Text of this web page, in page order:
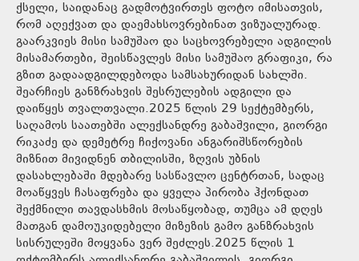
ქსელი, საიდანაც გადმოტვირთეს ფოტო იმისათვის,
რომ აღექვათ და დაემახსოვრებინათ ვიზუალურად.
გაარკვიეს მისი სამუშაო და საცხოვრებელი ადგილის
მისამართები, შეისწავლეს მისი სამუშაო გრაფიკი, რა
გზით გადაადგილდებოდა სამსახურიდან სახლში.
შეარჩიეს განზრახვის შესრულების ადგილი და
დაიწყეს თვალთვალი.2025 წლის 29 სექტემბერს,
საღამოს საათებში ალექსანდრე გაბაშვილი, გიორგი
რიკაძე და დემეტრე ჩიქოვანი ანგარიშსწორების
მიზნით მივიდნენ თბილისში, ზღვის უბნის
დასახლებაში მდებარე სასწავლო ცენტრთან, სადაც
მოაწყვეს ჩასაფრება და ყველა პირობა ჰქონდათ
შექმნილი თავდასხმის მოსაწყობად, თუმცა ამ დღეს
მათგან დამოუკიდებელი მიზეზის გამო განზრახვის
სისრულეში მოყვანა ვერ შეძლეს.2025 წლის 1